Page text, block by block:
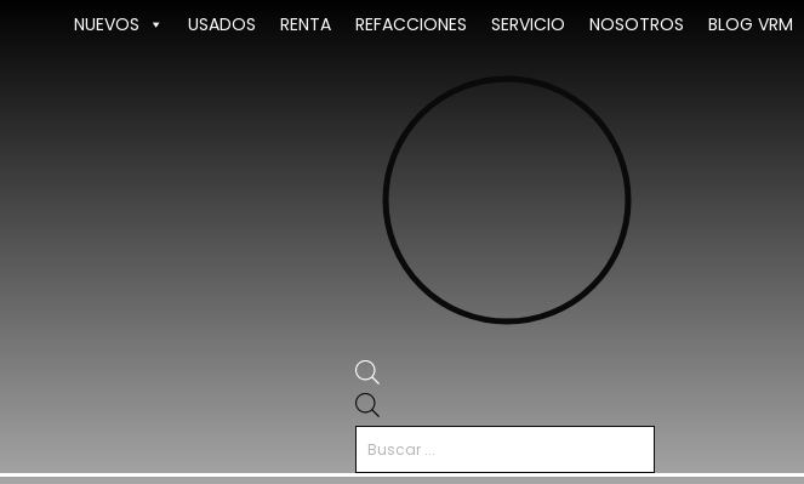
NUEVOS USADOS RENTA REFACCIONES SERVICIO NOSOTROS BLOG VRM
productos